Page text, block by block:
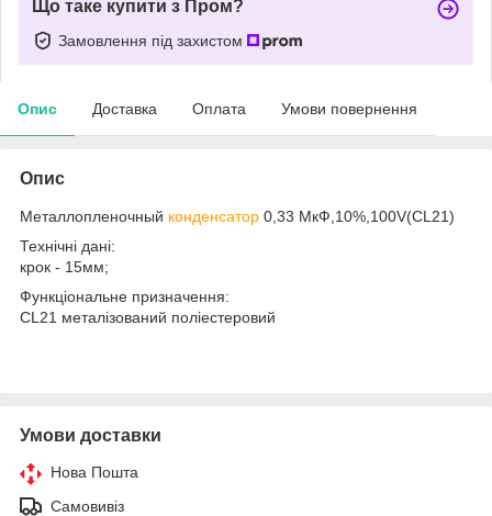
Що таке купити з Пром?
Замовлення під захистом
Опис Доставка Оплата Умови повернення
Опис
Металлопленочный конденсатор 0,33 МкФ,10%,100V(CL21)
Технічні дані:
крок - 15мм;
Функціональне призначення:
CL21 металізований поліестеровий
Умови доставки
Нова Пошта
Самовивіз